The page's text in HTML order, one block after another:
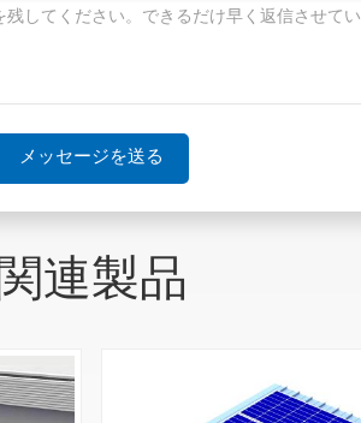
メッセージを送る
関連製品